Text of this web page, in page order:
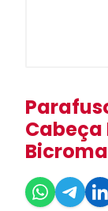
Cabeça